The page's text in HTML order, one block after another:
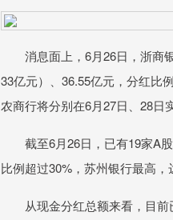
消息面上，6月26日，浙商银
33亿元）、36.55亿元，分红比
农商行将分别在6月27日、28日
截至6月26日，已有19家A股
比例超过30%，苏州银行最高，
从现金分红总额来看，目前